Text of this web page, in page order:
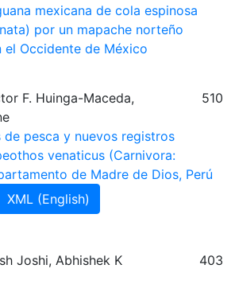
mexicana de cola espinosa
por un mapache norteño
Occidente de México
F. Huinga-Maceda,
510
pesca y nuevos registros
venaticus (Carnivora:
de Madre de Dios, Perú
XML (English)
Joshi, Abhishek K
403